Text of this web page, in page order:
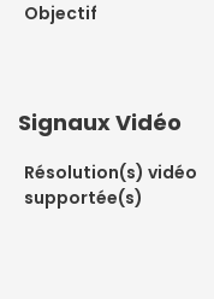
Objectif
Signaux Vidéo
Résolution(s) vidéo
supportée(s)